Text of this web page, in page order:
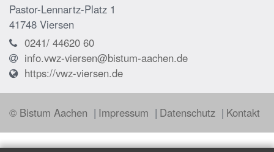
Pastor-Lennartz-Platz 1
41748 Viersen
0241/ 44620 60
info.vwz-viersen@bistum-aachen.de
https://vwz-viersen.de
© Bistum Aachen Impressum Datenschutz Kontakt